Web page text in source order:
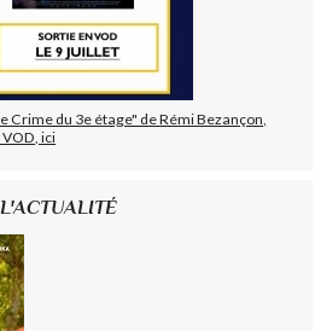
du 3e étage" de Rémi Bezançon,
ici